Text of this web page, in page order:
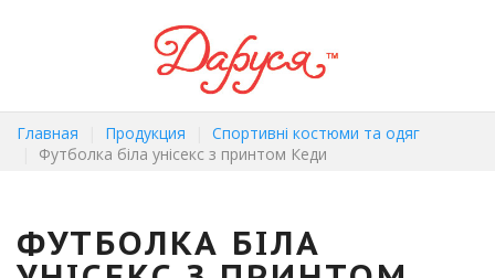
Главная Продукция
Спортивні костюми та одяг
Футболка біла унісекс з принтом Кеди
ФУТБОЛКА БІЛА